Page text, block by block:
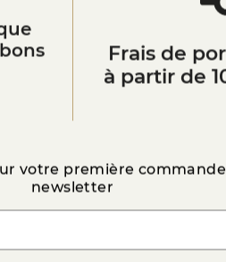
la
aimerez aussi
Frais de
à partir de
votre première
newsletter